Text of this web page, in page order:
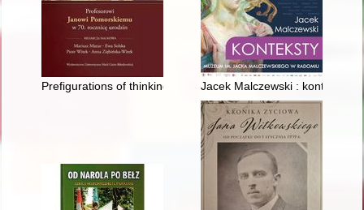
Prefigurations of thinking about thinkingJacek Malczewski : konteksty